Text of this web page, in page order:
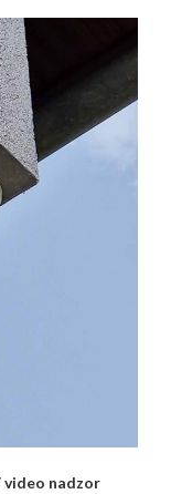
video nadzor